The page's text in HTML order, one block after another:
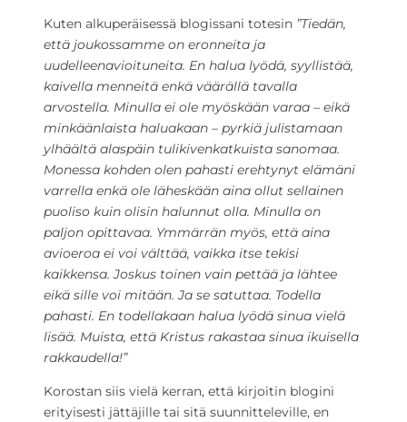
Kuten alkuperäisessä blogissani totesin ”Tiedän,
että joukossamme on eronneita ja
uudelleenavioituneita. En halua lyödä, syyllistää,
kaivella menneitä enkä väärällä tavalla
arvostella. Minulla ei ole myöskään varaa – eikä
minkäänlaista haluakaan – pyrkiä julistamaan
ylhäältä alaspäin tulikivenkatkuista sanomaa.
Monessa kohden olen pahasti erehtynyt elämäni
varrella enkä ole läheskään aina ollut sellainen
puoliso kuin olisin halunnut olla. Minulla on
paljon opittavaa. Ymmärrän myös, että aina
avioeroa ei voi välttää, vaikka itse tekisi
kaikkensa. Joskus toinen vain pettää ja lähtee
eikä sille voi mitään. Ja se satuttaa. Todella
pahasti. En todellakaan halua lyödä sinua vielä
lisää. Muista, että Kristus rakastaa sinua ikuisella
rakkaudella!”
Korostan siis vielä kerran, että kirjoitin blogini
erityisesti jättäjille tai sitä suunnitteleville, en